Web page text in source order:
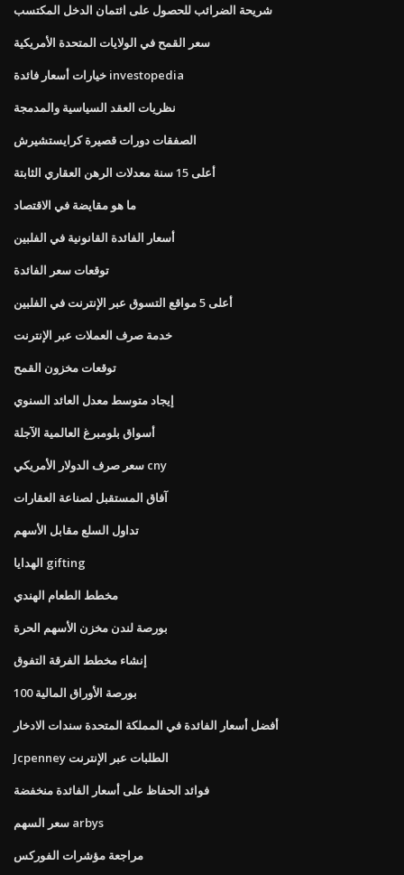
شريحة الضرائب للحصول على ائتمان الدخل المكتسب
سعر القمح في الولايات المتحدة الأمريكية
خيارات أسعار فائدة investopedia
نظريات العقد السياسية والمدمجة
الصفقات دورات قصيرة كرايستشيرش
أعلى 15 سنة معدلات الرهن العقاري الثابتة
ما هو مقايضة في الاقتصاد
أسعار الفائدة القانونية في الفلبين
توقعات سعر الفائدة
أعلى 5 مواقع التسوق عبر الإنترنت في الفلبين
خدمة صرف العملات عبر الإنترنت
توقعات مخزون القمح
إيجاد متوسط ​​معدل العائد السنوي
أسواق بلومبرغ العالمية الآجلة
سعر صرف الدولار الأمريكي cny
آفاق المستقبل لصناعة العقارات
تداول السلع مقابل الأسهم
الهدايا gifting
مخطط الطعام الهندي
بورصة لندن مخزن الأسهم الحرة
إنشاء مخطط الفرقة التفوق
بورصة الأوراق المالية 100
أفضل أسعار الفائدة في المملكة المتحدة سندات الادخار
Jcpenney الطلبات عبر الإنترنت
فوائد الحفاظ على أسعار الفائدة منخفضة
سعر السهم arbys
مراجعة مؤشرات الفوركس